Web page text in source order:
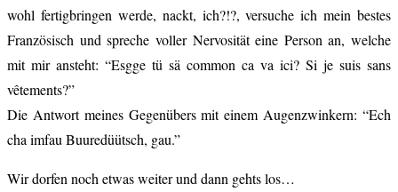
wohl fertigbringen werde, nackt, ich?!?, versuche ich mein bestes
Französisch und spreche voller Nervosität eine Person an, welche
mit mir ansteht: “Esgge tü sä common ca va ici? Si je suis sans
vêtements?”
Die Antwort meines Gegenübers mit einem Augenzwinkern: “Ech
cha imfau Buuredüütsch, gau.”
Wir dorfen noch etwas weiter und dann gehts los…